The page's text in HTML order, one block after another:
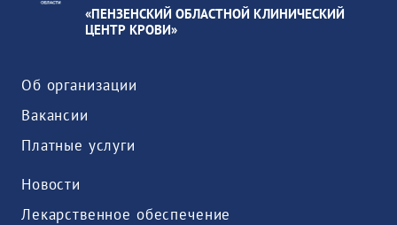
«ПЕНЗЕНСКИЙ ОБЛАСТНОЙ КЛИНИЧЕСКИЙ
ЦЕНТР КРОВИ»
Об организации
Вакансии
Платные услуги
Новости
Лекарственное обеспечение